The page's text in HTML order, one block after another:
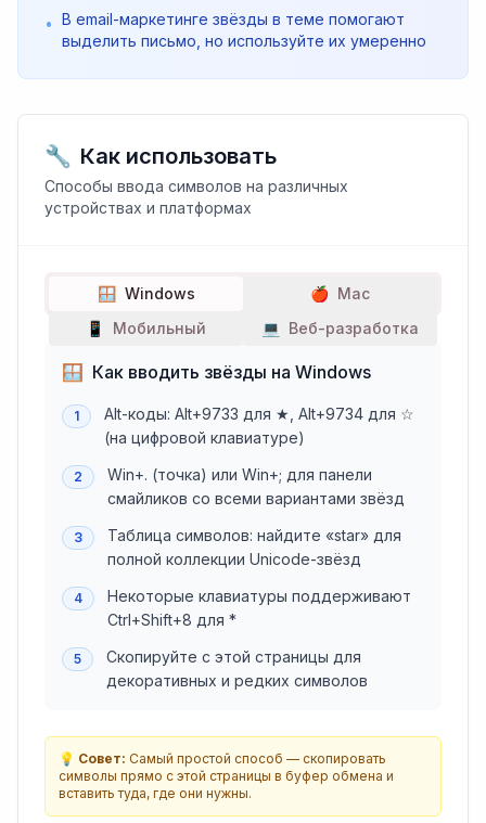
• В email-маркетинге звёзды в теме помогают
выделить письмо, но используйте их умеренно
🔧 Как использовать
Способы ввода символов на различных
устройствах и платформах
🪟 Windows 🍎 Mac
📱
Мобильный 💻 Веб-разработка
🪟 Как вводить звёзды на Windows
1
Alt-коды: Alt+9733 для ★, Alt+9734 для ☆
(на цифровой клавиатуре)
2
Win+. (точка) или Win+; для панели
смайликов со всеми вариантами звёзд
3
Таблица символов: найдите «star» для
полной коллекции Unicode-звёзд
4
Некоторые клавиатуры поддерживают
Ctrl+Shift+8 для *
5
Скопируйте с этой страницы для
декоративных и редких символов
💡 Совет: Самый простой способ — скопировать
символы прямо с этой страницы в буфер обмена и
вставить туда, где они нужны.